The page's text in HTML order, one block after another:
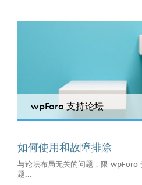
wpForo 支持论坛
如何使用和故障排除
与论坛布局无关的问题，限 wpForo
题...